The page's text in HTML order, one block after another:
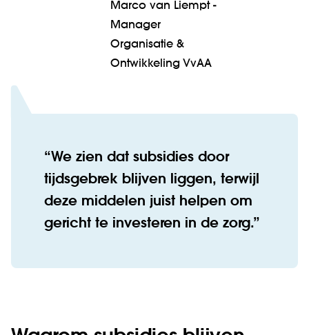
Marco van Liempt -
Manager
Organisatie &
Ontwikkeling VvAA
We zien dat subsidies door
tijdsgebrek blijven liggen, terwijl
deze middelen juist helpen om
gericht te investeren in de zorg.